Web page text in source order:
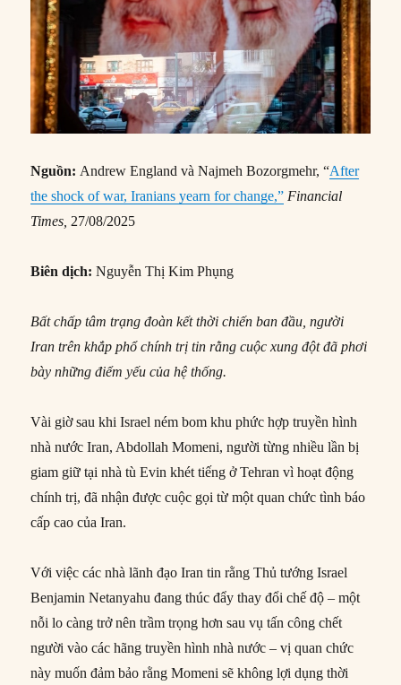
Nguồn: Andrew England và Najmeh Bozorgmehr, “After
the shock of war, Iranians yearn for change,” Financial
Times, 27/08/2025
Biên dịch:Nguyễn Thị Kim Phụng
Bất chấp tâm trạng đoàn kết thời chiến ban đầu, người
Iran trên khắp phổ chính trị tin rằng cuộc xung đột đã phơi
bày những điểm yếu của hệ thống.
Vài giờ sau khi Israel ném bom khu phức hợp truyền hình
nhà nước Iran, Abdollah Momeni, người từng nhiều lần bị
giam giữ tại nhà tù Evin khét tiếng ở Tehran vì hoạt động
chính trị, đã nhận được cuộc gọi từ một quan chức tình báo
cấp cao của Iran.
Với việc các nhà lãnh đạo Iran tin rằng Thủ tướng Israel
Benjamin Netanyahu đang thúc đẩy thay đổi chế độ – một
nỗi lo càng trở nên trầm trọng hơn sau vụ tấn công chết
người vào các hãng truyền hình nhà nước – vị quan chức
này muốn đảm bảo rằng Momeni sẽ không lợi dụng thời